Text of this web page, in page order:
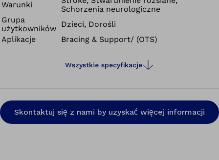
przyjemnie lekka. Ponadto długa podeszwa gwarantuje
dokładne prowadzenie stopy oraz dba o dobry rozkład
nacisku. Wchodzące w skład zestawu peloty łydkowe i
taśmy spinające zwiększają komfort noszenia i dają się
Warunki
Schorzenia neurologiczne
Grupa
użytkowników Dzieci, Dorośli
Aplikacje
Bracing & Support/ (OTS)
Wszystkie specyfikacje
Skontaktuj się z nami by uzyskać więcej informacji